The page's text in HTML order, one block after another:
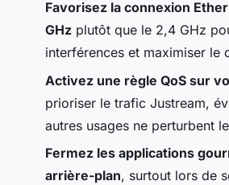
Favorisez la connexion
GHz plutôt que le 2,4 GHz
interférences et maximiser le
Activez une règle QoS sur
prioriser le trafic Justream,
autres usages ne perturbent
Fermez les applications
arrière-plan, surtout lors de